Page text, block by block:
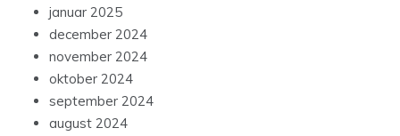
januar 2025
december 2024
november 2024
oktober 2024
september 2024
august 2024